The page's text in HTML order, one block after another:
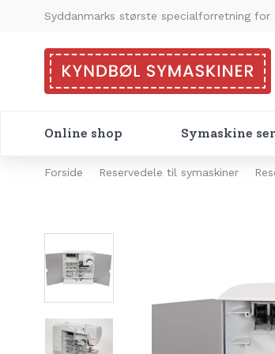
Syddanmarks største specialforretning for
Online shop Symaskine
Forside Reservedele til symaskiner